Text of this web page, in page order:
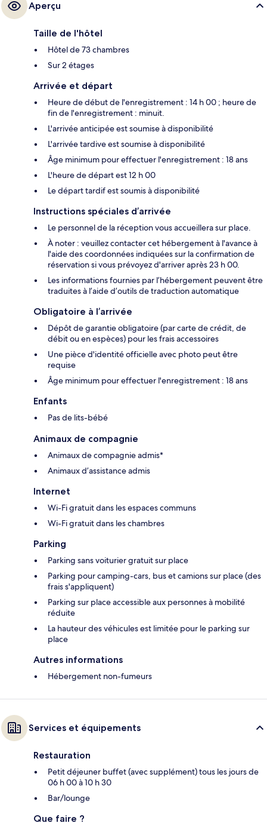
Aperçu
Taille de l'hôtel
Hôtel de 73 chambres
Sur 2 étages
Arrivée et départ
Heure de début de l'enregistrement : 14 h 00 ; heure de
fin de l'enregistrement : minuit.
L'arrivée anticipée est soumise à disponibilité
L'arrivée tardive est soumise à disponibilité
Âge minimum pour effectuer l'enregistrement : 18 ans
L'heure de départ est 12 h 00
Le départ tardif est soumis à disponibilité
Instructions spéciales d’arrivée
Le personnel de la réception vous accueillera sur place.
À noter : veuillez contacter cet hébergement à l'avance à
l'aide des coordonnées indiquées sur la confirmation de
réservation si vous prévoyez d'arriver après 23 h 00.
Les informations fournies par l’hébergement peuvent être
traduites à l’aide d’outils de traduction automatique
Obligatoire à l’arrivée
Dépôt de garantie obligatoire (par carte de crédit, de
débit ou en espèces) pour les frais accessoires
Une pièce d'identité officielle avec photo peut être
requise
Âge minimum pour effectuer l'enregistrement : 18 ans
Enfants
Pas de lits-bébé
Animaux de compagnie
Animaux de compagnie admis*
Animaux d’assistance admis
Internet
Wi-Fi gratuit dans les espaces communs
Wi-Fi gratuit dans les chambres
Parking
Parking sans voiturier gratuit sur place
Parking pour camping-cars, bus et camions sur place (des
frais s'appliquent)
Parking sur place accessible aux personnes à mobilité
réduite
La hauteur des véhicules est limitée pour le parking sur
place
Autres informations
Hébergement non-fumeurs
Services et équipements
Restauration
Petit déjeuner buffet (avec supplément) tous les jours de
06 h 00 à 10 h 30
Bar/lounge
Que faire ?